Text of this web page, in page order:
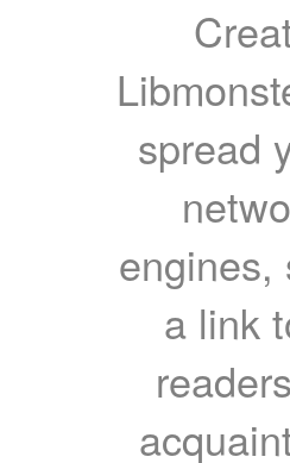
spread
engines,
a link